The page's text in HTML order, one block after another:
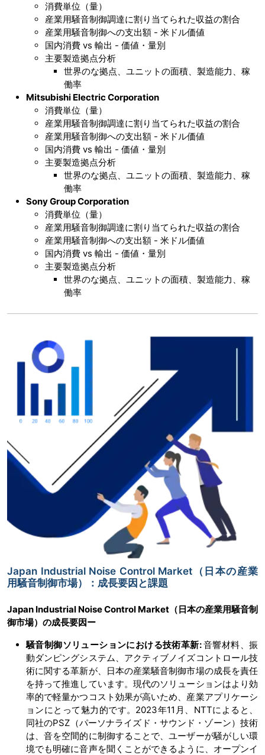
消費単位（量）
産業用騒音制御調達に割り当てられた収益の割合
産業用騒音制御への支出額 - 米ドル価値
国内消費 vs 輸出 - 価値・量別
主要製造拠点分析
世界のな拠点、ユニットの面積、製造能力、稼
働率
Mitsubishi Electric Corporation
消費単位（量）
産業用騒音制御調達に割り当てられた収益の割合
産業用騒音制御への支出額 - 米ドル価値
国内消費 vs 輸出 - 価値・量別
主要製造拠点分析
世界のな拠点、ユニットの面積、製造能力、稼
働率
Sony Group Corporation
消費単位（量）
産業用騒音制御調達に割り当てられた収益の割合
産業用騒音制御への支出額 - 米ドル価値
国内消費 vs 輸出 - 価値・量別
主要製造拠点分析
世界のな拠点、ユニットの面積、製造能力、稼
働率
Japan Industrial Noise Control Market（日本の産業
用騒音制御市場）：成長要因と課題
Japan Industrial Noise Control Market（日本の産業用騒音制
御市場）の成長要因ー
騒音制御ソリューションにおける技術革新:音響材料、振
動ダンピングシステム、アクティブノイズコントロール技
術に関する革新が、日本の産業騒音制御市場の成長を責任
を持って推進しています。現代のソリューションはより効
率的で軽量かつコスト効果が高いため、産業アプリケーシ
ョンにとって魅力的です。2023年11月、NTTによると、
同社のPSZ（パーソナライズド・サウンド・ゾーン）技術
は、音を空間的に制御することで、ユーザーが騒がしい環
境でも明確に音声を聞くことができるように、オープンイ